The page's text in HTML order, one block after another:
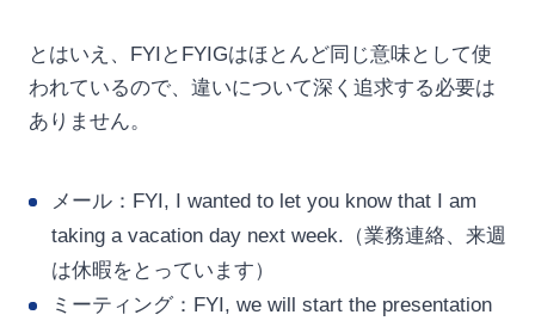
とはいえ、FYIとFYIGはほとんど同じ意味として使
われているので、違いについて深く追求する必要は
ありません。
メール：FYI, I wanted to let you know that I am
taking a vacation day next week.（業務連絡、来週
は休暇をとっています）
ミーティング：FYI, we will start the presentation